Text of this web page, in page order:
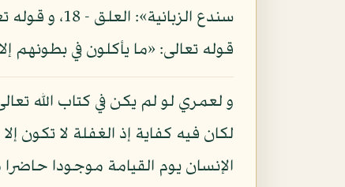
قوله تعالى: «ما يأكلون في بطونهم إلا النار»: البقرة - 174، و قوله: «إنما يأكلون في بطونهم
لكان فيه كفاية إذ الغفلة لا
الإنسان يوم القيامة موجودا